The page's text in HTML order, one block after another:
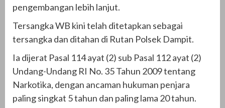
pengembangan lebih lanjut.
Tersangka WB kini telah ditetapkan sebagai
tersangka dan ditahan di Rutan Polsek Dampit.
Ia dijerat Pasal 114 ayat (2) sub Pasal 112 ayat (2)
Undang-Undang RI No. 35 Tahun 2009 tentang
Narkotika, dengan ancaman hukuman penjara
paling singkat 5 tahun dan paling lama 20 tahun.